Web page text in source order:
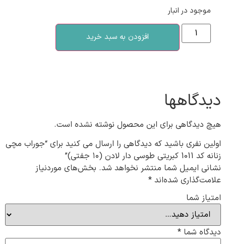
موجود در انبار
افزودن به سبد خرید
دیدگاهها
هیچ دیدگاهی برای این محصول نوشته نشده است.
اولین نفری باشید که دیدگاهی را ارسال می کنید برای “جوراب مچی
زنانه کد 1011 کبریتی طوسی دار لادن (۱۰ جفتی)”
نشانی ایمیل شما منتشر نخواهد شد. بخش‌های موردنیاز
علامت‌گذاری شده‌اند *
امتیاز شما
دیدگاه شما *